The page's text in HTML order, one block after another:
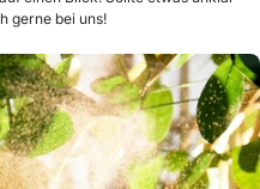
gerne bei uns!